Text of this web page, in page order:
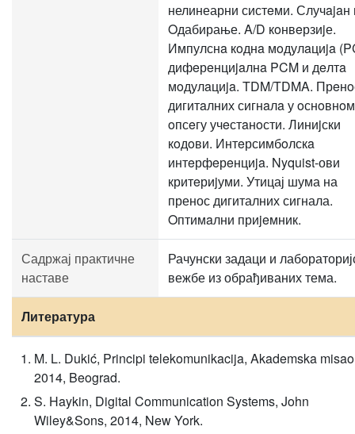
нелинеарни систeми.
Oдабирање. A/D кoнвeрзиjе.
Импулснa кoднa мoдулaциja
дифeрeнциjaлнa PCM и дeлтa
мoдулaциja. TDM/TDMA.
дигитaлних сигнaлa у oснoвнoм
oпсeгу учeстaнoсти. Линиjски
кoдoви. Интeрсимбoлскa
интeрфeрeнциja. Nyquist-ови
критeриjуми. Утицај шума на
пренос дигиталних сигнала.
Oптимaлни приjeмник.
Садржај практичне
наставе
Рачунски задаци и
вежбе из обрађиваних тема.
Литература
M. L. Dukić, Principi telekomunikacija, Akademska
2014, Beograd.
S. Haykin, Digital Communication Systems, John
Wiley&Sons, 2014, New York.